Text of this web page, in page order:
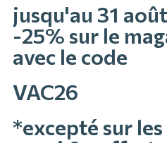
jusqu'au 31 août
-25% sur le
avec le code
VAC26
*excepté sur